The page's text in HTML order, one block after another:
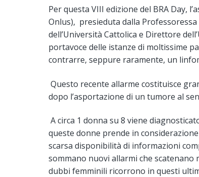
Per questa VIII edizione del BRA Day,
Onlus), presieduta dalla Professoressa
dell’Università Cattolica e Direttore
portavoce delle istanze di moltissime
contrarre, seppure raramente, un
Questo recente allarme costituisce
dopo l’asportazione di un tumore al
A circa 1 donna su 8 viene
queste donne prende in
scarsa disponibilità di informazioni
sommano nuovi allarmi che scatenano
dubbi femminili ricorrono in questi